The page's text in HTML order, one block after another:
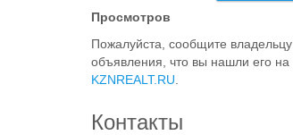
Просмотров
Пожалуйста, сообщите владельцу
объявления, что вы нашли его на
KZNREALT.RU
Контакты